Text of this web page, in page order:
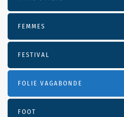
FEMMES
FESTIVAL
FOLIE VAGABONDE
FOOT